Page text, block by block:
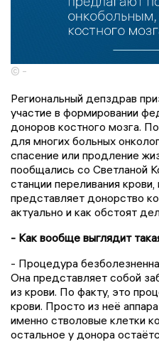
© -
Региональный депздрав
участие в формировании
доноров костного мозга.
для многих больных
спасение или продление
пообщались со Светланой
станции переливания
представляет донорство
актуально и как обстоят
- Как вообще выглядит
- Процедура
Она представляет собой
из крови. По факту, это
крови. Просто из неё
именно стволовые клетки
остальное у донора